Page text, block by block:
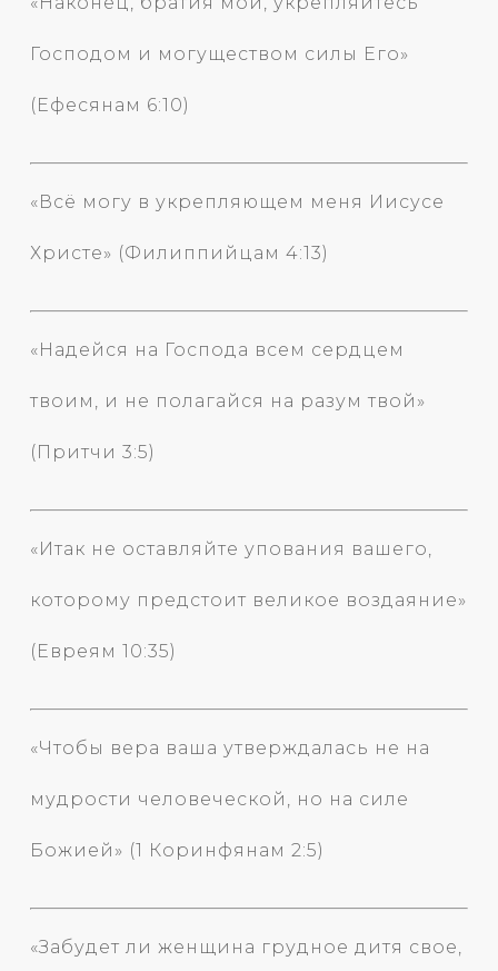
Господом и могуществом силы Его»
(Ефесянам 6:10)
«Всё могу в укрепляющем меня Иисусе
Христе» (Филиппийцам 4:13)
«Надейся на Господа всем сердцем
твоим, и не полагайся на разум твой»
(Притчи 3:5)
«Итак не оставляйте упования вашего,
которому предстоит великое воздаяние»
(Евреям 10:35)
«Чтобы вера ваша утверждалась не на
мудрости человеческой, но на силе
Божией» (1 Коринфянам 2:5)
«Забудет ли женщина грудное дитя свое,